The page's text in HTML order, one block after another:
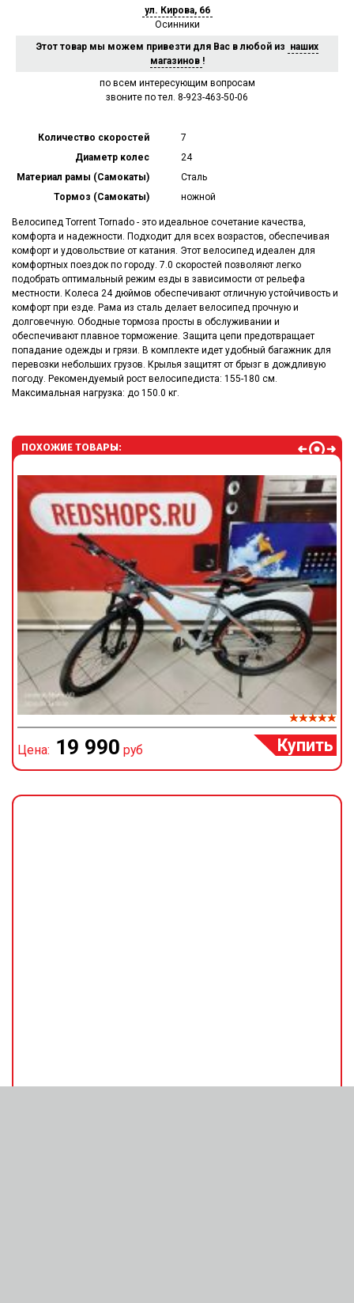
ул. Кирова, 66
Осинники
Этот товар мы можем привезти для Вас в любой из наших
магазинов !
по всем интересующим вопросам
звоните по тел. 8-923-463-50-06
Количество скоростей
7
Диаметр колес
24
Материал рамы (Самокаты)
Сталь
Тормоз (Самокаты)
ножной
Велосипед Torrent Tornado - это идеальное сочетание качества,
комфорта и надежности. Подходит для всех возрастов, обеспечивая
комфорт и удовольствие от катания. Этот велосипед идеален для
комфортных поездок по городу. 7.0 скоростей позволяют легко
подобрать оптимальный режим езды в зависимости от рельефа
местности. Колеса 24 дюймов обеспечивают отличную устойчивость и
комфорт при езде. Рама из сталь делает велосипед прочную и
долговечную. Ободные тормоза просты в обслуживании и
обеспечивают плавное торможение. Защита цепи предотвращает
попадание одежды и грязи. В комплекте идет удобный багажник для
перевозки небольших грузов. Крылья защитят от брызг в дождливую
погоду. Рекомендуемый рост велосипедиста: 155-180 см.
Максимальная нагрузка: до 150.0 кг.
ПОХОЖИЕ ТОВАРЫ:
Цена: 19 990 руб Купить